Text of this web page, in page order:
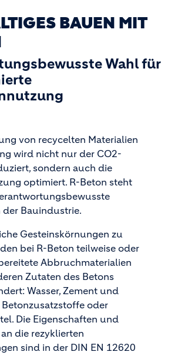
BAUEN MIT
Wahl für
von recycelten Materialien
wird nicht nur der CO2-
sondern auch die
optimiert. R-Beton steht
Bauindustrie.
Gesteinskörnungen zu
bei R-Beton teilweise oder
Abbruchmaterialien
Zutaten des Betons
Wasser, Zement und
oder
Die Eigenschaften und
die rezyklierten
sind in der DIN EN 12620